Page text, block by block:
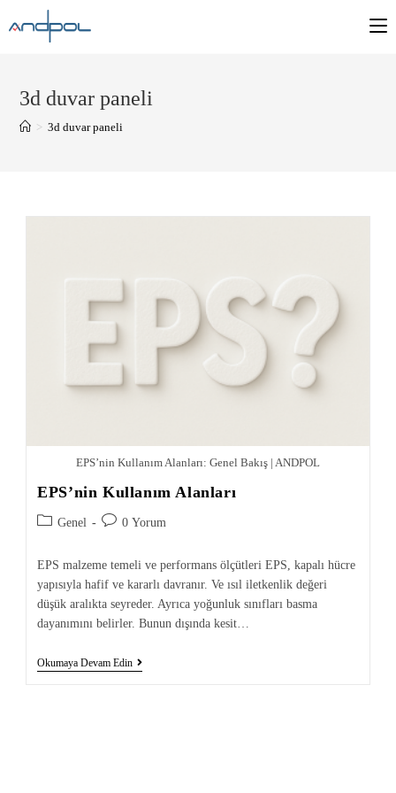
3d duvar paneli
> 3d duvar paneli
EPS’nin Kullanım Alanları: Genel Bakış | ANDPOL
EPS’nin Kullanım Alanları
Genel 0 Yorum
EPS malzeme temeli ve performans ölçütleri EPS, kapalı hücre
yapısıyla hafif ve kararlı davranır. Ve ısıl iletkenlik değeri
düşük aralıkta seyreder. Ayrıca yoğunluk sınıfları basma
dayanımını belirler. Bunun dışında kesit…
Okumaya Devam Edin